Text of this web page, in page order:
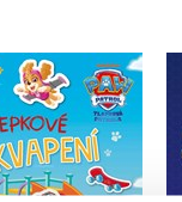
patrola -
Kolektiv